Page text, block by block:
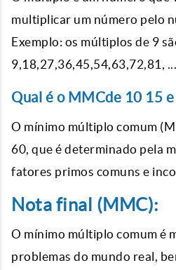
multiplicar um número pelo
Exemplo: os múltiplos de 9
9,18,27,36,45,54,63,72,81, ...
Qual é o MMCde 10 15 e
O mínimo múltiplo comum
60, que é determinado pela
fatores primos comuns e
Nota final (MMC):
O mínimo múltiplo comum é
problemas do mundo real,